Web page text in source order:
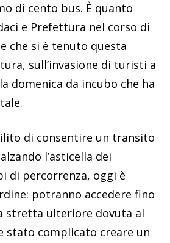
di cento bus. È quanto
e Prefettura nel corso di
che si è tenuto questa
sull’invasione di turisti a
domenica da incubo che ha
di consentire un transito
l’asticella dei
di percorrenza, oggi è
potranno accedere fino
stretta ulteriore dovuta al
stato complicato creare un